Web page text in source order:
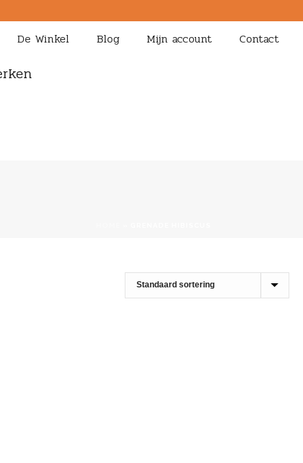
De Winkel Blog Mijn account Contact